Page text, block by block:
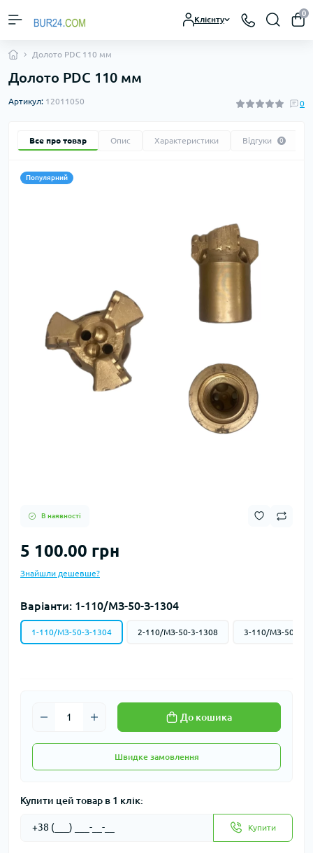
Клієнту
0
Долото PDC 110 мм
Долото PDC 110 мм
Артикул: 12011050 0
Все про товар Опис Характеристики Відгуки 0
Популярний
В наявності
5 100.00 грн
Знайшли дешевше?
Варіанти: 1-110/МЗ-50-З-1304
1-110/МЗ-50-З-1304 2-110/МЗ-50-3-1308 3-110/МЗ-50-4-
До кошика
Швидке замовлення
Купити цей товар в 1 клік:
Купити